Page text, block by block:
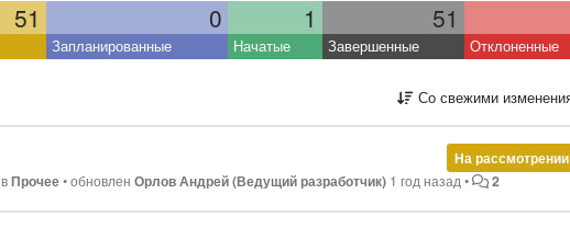
51 0 1 51
Запланированные Начатые Завершенные Отклоненные
Со свежими
На рассмотрении
вПрочее•обновленОрлов Андрей (Ведущий разработчик) 1 год назад• 2